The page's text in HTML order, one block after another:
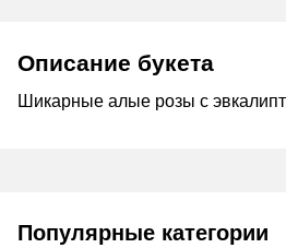
Описание букета
Шикарные алые розы с
Популярные категории